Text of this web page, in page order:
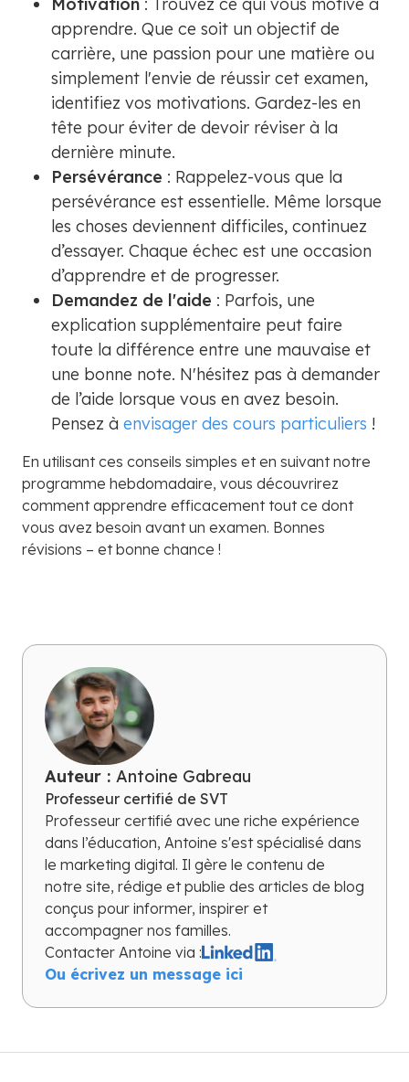
Motivation : Trouvez ce qui vous motive à
apprendre. Que ce soit un objectif de
carrière, une passion pour une matière ou
simplement l'envie de réussir cet examen,
identifiez vos motivations. Gardez-les en
tête pour éviter de devoir réviser à la
dernière minute.
Persévérance : Rappelez-vous que la
persévérance est essentielle. Même lorsque
les choses deviennent difficiles, continuez
d’essayer. Chaque échec est une occasion
d’apprendre et de progresser.
Demandez de l'aide : Parfois, une
explication supplémentaire peut faire
toute la différence entre une mauvaise et
une bonne note. N'hésitez pas à demander
de l’aide lorsque vous en avez besoin.
Pensez à envisager des cours particuliers !
En utilisant ces conseils simples et en suivant notre
programme hebdomadaire, vous découvrirez
comment apprendre efficacement tout ce dont
vous avez besoin avant un examen. Bonnes
révisions – et bonne chance !
Auteur : Antoine Gabreau
Professeur certifié de SVT
Professeur certifié avec une riche expérience
dans l’éducation, Antoine s'est spécialisé dans
le marketing digital. Il gère le contenu de
notre site, rédige et publie des articles de blog
conçus pour informer, inspirer et
accompagner nos familles.
Contacter Antoine via :
Ou écrivez un message ici